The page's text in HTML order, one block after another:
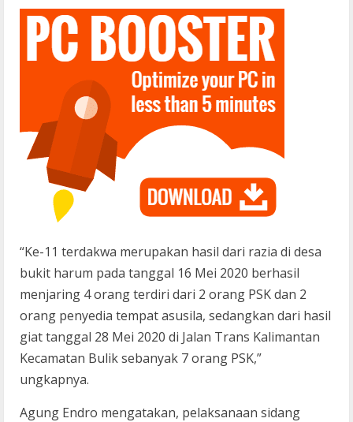
“Ke-11 terdakwa merupakan hasil dari razia di desa
bukit harum pada tanggal 16 Mei 2020 berhasil
menjaring 4 orang terdiri dari 2 orang PSK dan 2
orang penyedia tempat asusila, sedangkan dari hasil
giat tanggal 28 Mei 2020 di Jalan Trans Kalimantan
Kecamatan Bulik sebanyak 7 orang PSK,”
ungkapnya.
Agung Endro mengatakan, pelaksanaan sidang